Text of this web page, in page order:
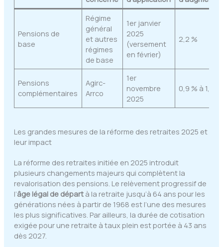
Pensions de
base
Régime
général
et autres
régimes
de base
1er janvier
2025
(versement
en février)
2,2 %
Pensions
complémentaires
Agirc-
Arrco
1er
novembre
2025
0,9 % à 1,3 %
Les grandes mesures de la réforme des retraites 2025 et
leur impact
La réforme des retraites initiée en 2025 introduit
plusieurs changements majeurs qui complètent la
revalorisation des pensions. Le relèvement progressif de
l’âge légal de départà la retraite jusqu’à 64 ans pour les
générations nées à partir de 1968 est l’une des mesures
les plus significatives. Par ailleurs, la durée de cotisation
exigée pour une retraite à taux plein est portée à 43 ans
dès 2027.